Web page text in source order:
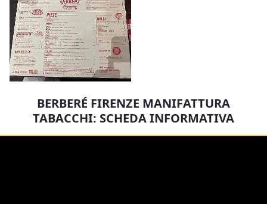
BERBERÉ FIRENZE MANIFATTURA
TABACCHI: SCHEDA INFORMATIVA